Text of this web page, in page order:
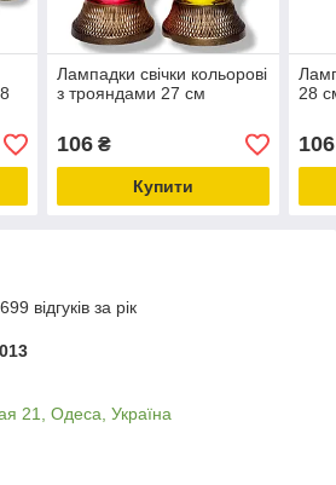
Лампадки свічки кольорові
з трояндами 27 см
106₴
Купити
28
106
відгуків за рік
21, Одеса, Україна